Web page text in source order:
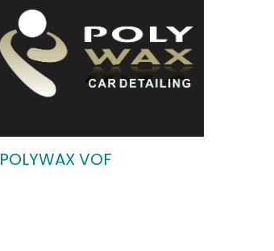
POLYWAX VOF